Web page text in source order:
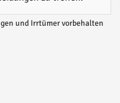
und Irrtümer vorbehalten